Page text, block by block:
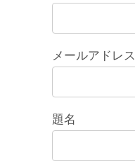
メールアドレス
題名